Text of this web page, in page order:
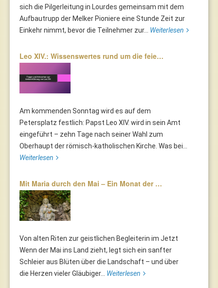
sich die Pilgerleitung in Lourdes gemeinsam mit dem
Aufbautrupp der Melker Pioniere eine Stunde Zeit zur
Einkehr nimmt, bevor die Teilnehmer zur... Weiterlesen
Leo XIV.: Wissenswertes rund um die feie…
Am kommenden Sonntag wird es auf dem
Petersplatz festlich: Papst Leo XIV. wird in sein Amt
eingeführt – zehn Tage nach seiner Wahl zum
Oberhaupt der römisch-katholischen Kirche. Was bei...
Weiterlesen
Mit Maria durch den Mai – Ein Monat der …
Von alten Riten zur geistlichen Begleiterin im Jetzt
Wenn der Mai ins Land zieht, legt sich ein sanfter
Schleier aus Blüten über die Landschaft – und über
die Herzen vieler Gläubiger... Weiterlesen